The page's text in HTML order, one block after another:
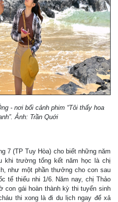
- nơi bối cảnh phim “Tôi thấy hoa
Ảnh: Trần Quới
7 (TP Tuy Hòa) cho biết những năm
khi trường tổng kết năm học là chị
như một phần thưởng cho con sau
tế thiếu nhi 1/6. Năm nay, chị Thảo
con gái hoàn thành kỳ thi tuyển sinh
thi xong là đi du lịch ngay để xả